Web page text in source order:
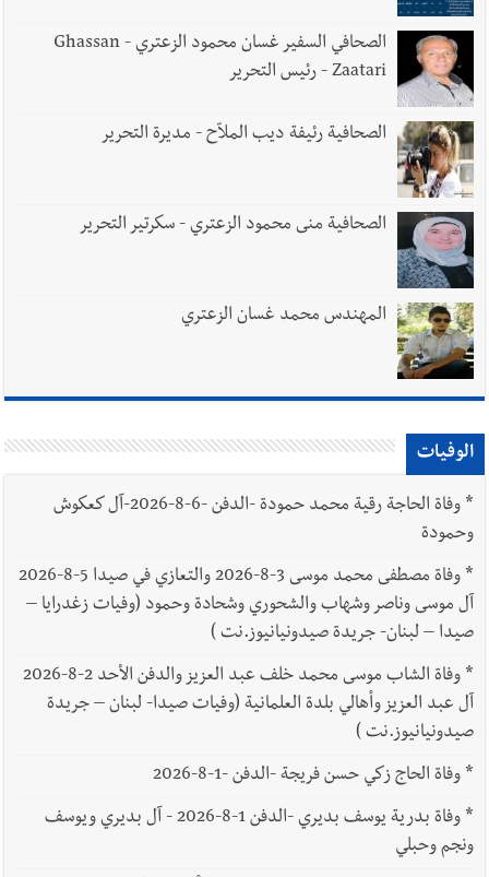
أخبار لبنان
8-2026
أخبار لبنان
الخميس 6-8-2026
العالم العربي
يبقى الشعب الفلسطيني يعيش كل هذا الألم؟ وإلى متى تستمر هذه
المعاناة التي تمزق القلوب والضمائر؟
الصحافي السفير غسان محمود الزعتري - Ghassan
Zaatari - رئيس التحرير
الصحافية رئيفة ديب الملاّح - مديرة التحرير
الصحافية منى محمود الزعتري - سكرتير التحرير
المهندس محمد غسان الزعتري
الوفيات
*
وفاة الحاجة رقية محمد حمودة -الدفن -6-8-2026-آل كعكوش
وحمودة
*
وفاة مصطفى محمد موسى 3-8-2026 والتعازي في صيدا 5-8-2026
آل موسى وناصر وشهاب والشحوري وشحادة وحمود (وفيات زغدرايا –
صيدا – لبنان- جريدة صيدونيانيوز.نت )
*
وفاة الشاب موسى محمد خلف عبد العزيز والدفن الأحد 2-8-2026
آل عبد العزيز وأهالي بلدة العلمانية (وفيات صيدا- لبنان – جريدة
صيدونيانيوز.نت )
*وفاة الحاج زكي حسن فريجة -الدفن -1-8-2026
*
وفاة بدرية يوسف بديري -الدفن 1-8-2026 - آل بديري ويوسف
ونجم وحبلي